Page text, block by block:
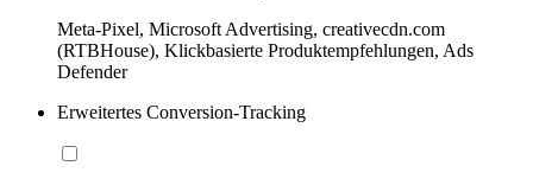
Meta-Pixel, Microsoft Advertising, creativecdn.com
(RTBHouse), Klickbasierte Produktempfehlungen, Ads
Defender
Erweitertes Conversion-Tracking